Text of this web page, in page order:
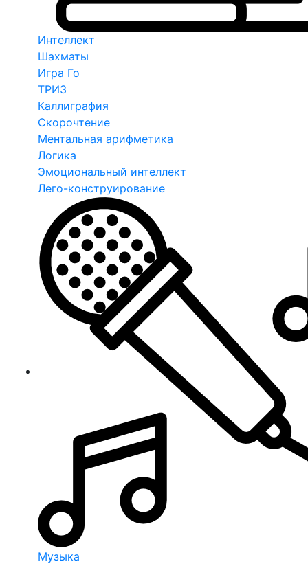
Интеллект
Шахматы
Игра Го
ТРИЗ
Каллиграфия
Скорочтение
Ментальная арифметика
Логика
Эмоциональный интеллект
Лего-конструирование
Музыка